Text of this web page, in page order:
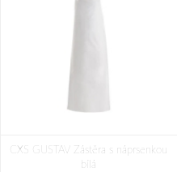
CXS GUSTAV Zástěra s náprsenkou
bílá